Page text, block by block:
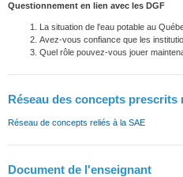
Questionnement en lien avec les DGF
La situation de l'eau potable au
Avez-vous confiance que les
Quel rôle pouvez-vous jouer
Réseau des concepts prescrits
Réseau de concepts reliés à la SAE
Document de l'enseignant